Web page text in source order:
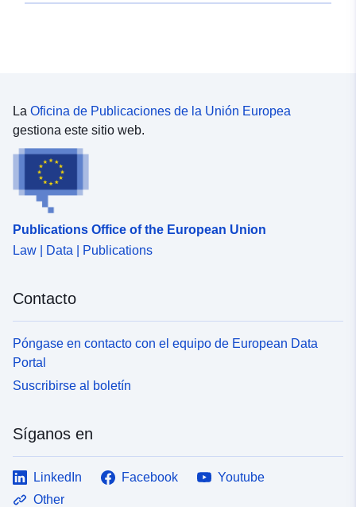
La Oficina de Publicaciones de la Unión Europea
gestiona este sitio web.
Publications Office of the European Union
Law | Data | Publications
Contacto
Póngase en contacto con el equipo de European Data
Portal
Suscribirse al boletín
Síganos en
LinkedIn Facebook
Youtube
Other